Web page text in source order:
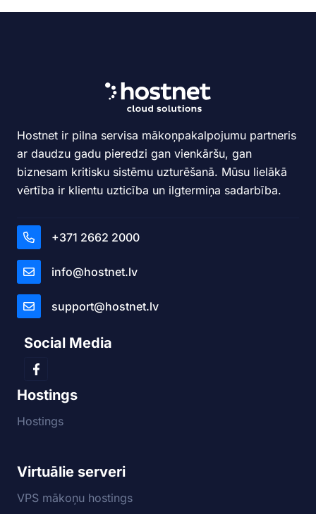
Hostnet ir pilna servisa mākoņpakalpojumu partneris
ar daudzu gadu pieredzi gan vienkāršu, gan
biznesam kritisku sistēmu uzturēšanā. Mūsu lielākā
vērtība ir klientu uzticība un ilgtermiņa sadarbība.
+371 2662 2000
info@hostnet.lv
support@hostnet.lv
Social Media
Hostings
Hostings
Virtuālie serveri
VPS mākoņu hostings